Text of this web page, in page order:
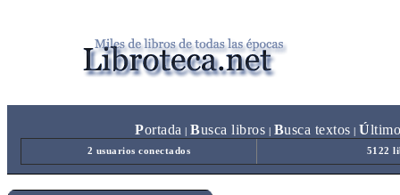
Portada Busca libros Busca textos Ú
2 usuarios conectados 5122